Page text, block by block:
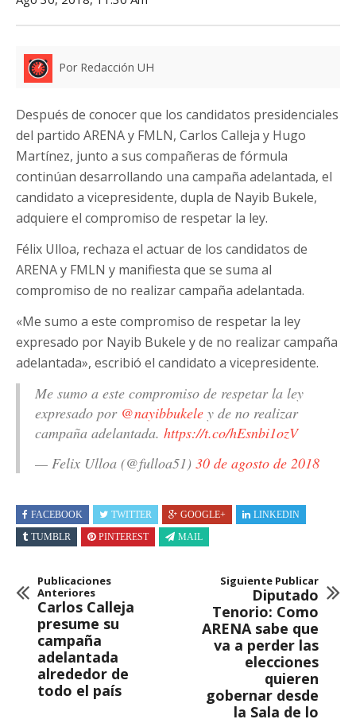
Por Redacción UH
Después de conocer que los candidatos presidenciales
del partido ARENA y FMLN, Carlos Calleja y Hugo
Martínez, junto a sus compañeras de fórmula
continúan desarrollando una campaña adelantada, el
candidato a vicepresidente, dupla de Nayib Bukele,
adquiere el compromiso de respetar la ley.
Félix Ulloa, rechaza el actuar de los candidatos de
ARENA y FMLN y manifiesta que se suma al
compromiso de no realizar campaña adelantada.
«Me sumo a este compromiso de respetar la ley
expresado por Nayib Bukele y de no realizar campaña
adelantada», escribió el candidato a vicepresidente.
Me sumo a este compromiso de respetar la ley
expresado por @nayibbukele y de no realizar
campaña adelantada. https://t.co/hEsnbi1ozV
— Felix Ulloa (@fulloa51) 30 de agosto de 2018
FACEBOOK TWITTER GOOGLE+
LINKEDIN
TUMBLR
PINTEREST MAIL
Publicaciones
Anteriores
Carlos Calleja
presume su
campaña
adelantada
alrededor de
todo el país
Siguiente Publicar
Diputado
Tenorio: Como
ARENA sabe que
va a perder las
elecciones
quieren
gobernar desde
la Sala de lo